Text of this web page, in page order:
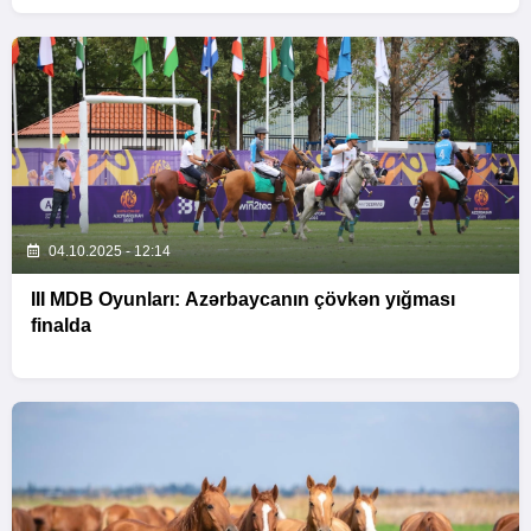
04.10.2025 - 12:14
III MDB Oyunları: Azərbaycanın çövkən yığması
finalda